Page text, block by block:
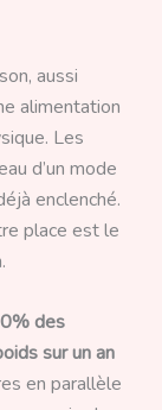
aussi
alimentation
Les
d’un mode
enclenché.
place est le
des
sur un an
en parallèle